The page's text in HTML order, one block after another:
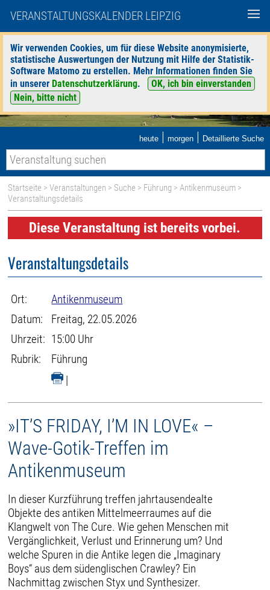
VERANSTALTUNGSKALENDER LEIPZIG
Wir verwenden Cookies, um für diese Website anonymisierte,
statistische Auswertungen der Nutzung mit Hilfe der Statistik-
Software Matomo zu erstellen. Mehr Informationen finden Sie
in unserer Datenschutzerklärung.
OK, ich bin einverstanden
Nein, bitte nicht
heute | morgen | Detaillierte Suche
Startseite >Veranstaltungen > Suche > Führung >Antikenmuseum >
Veranstaltungsdetails
Diese Veranstaltung ist bereits vorbei.
Veranstaltungsdetails
Ort:
Antikenmuseum
Datum:
Freitag, 22.05.2026
Uhrzeit: 15:00 Uhr
Rubrik:
Führung
|
»IT’S FRIDAY, I’M IN LOVE« –
Wave-Gotik-Treffen im
Antikenmuseum
In dieser Kurzführung treffen jahrtausendealte
Objekte des antiken Mittelmeerraumes auf die
Klangwelt von The Cure. Wie gehen Menschen mit
Vergänglichkeit, Verlust und Erinnerung um? Und
welche Spuren in die Antike legen die „Imaginary
Boys“ aus dem südenglischen Crawley? Ein
Nachmittag zwischen Styx und Synthesizer.